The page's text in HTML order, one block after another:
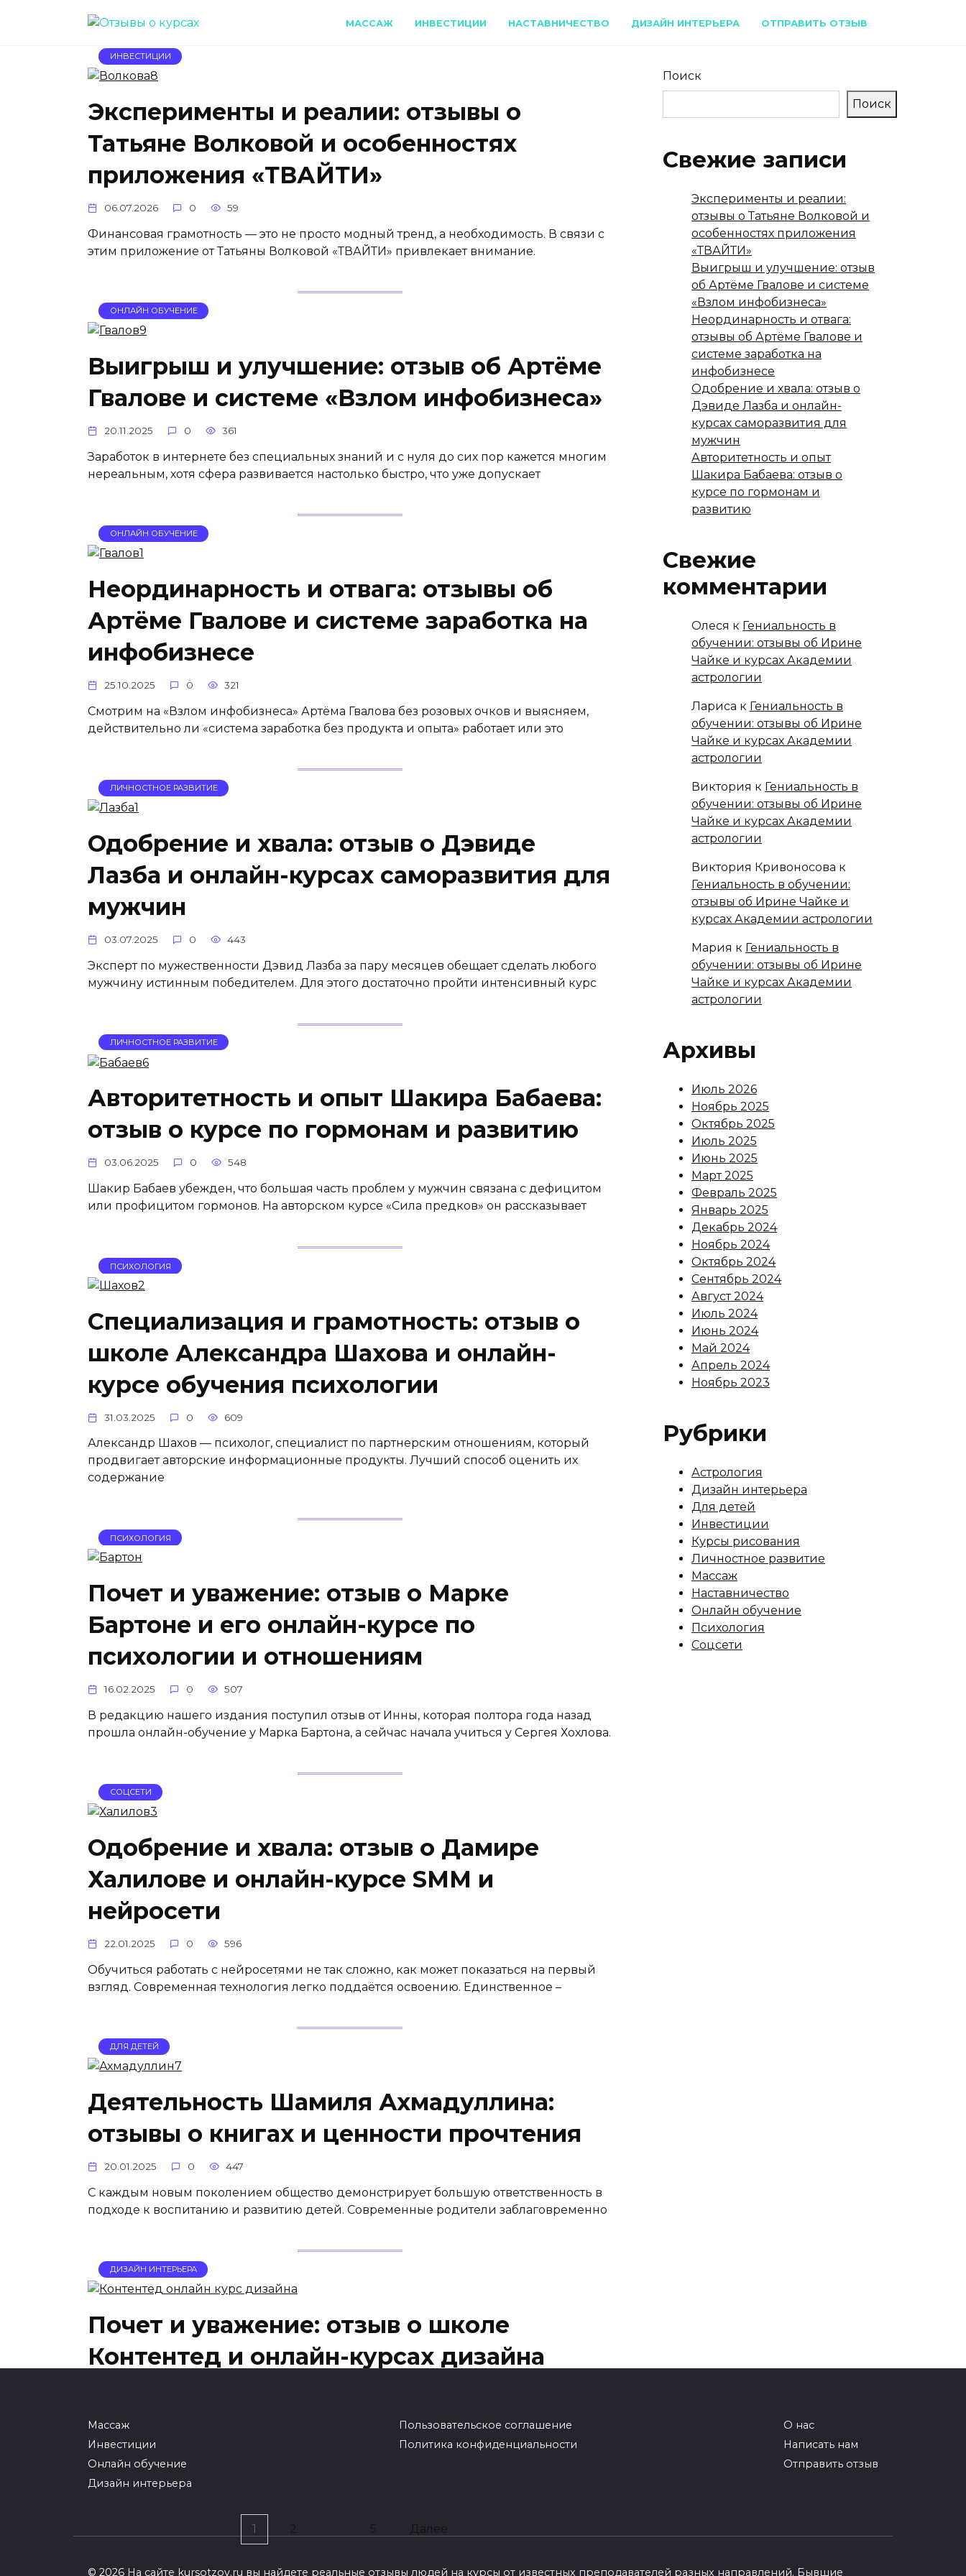
МАССАЖ ИНВЕСТИЦИИ НАСТАВНИЧЕСТВО ДИЗАЙН ИНТЕРЬЕРА ОТПРАВИТЬ ОТЗЫВ
ИНВЕСТИЦИИ
Эксперименты и реалии: отзывы о
Татьяне Волковой и особенностях
приложения «ТВАЙТИ»
06.07.2026 0 59
Финансовая грамотность — это не просто модный тренд, а необходимость. В связи с
этим приложение от Татьяны Волковой «ТВАЙТИ» привлекает внимание.
ОНЛАЙН ОБУЧЕНИЕ
Выигрыш и улучшение: отзыв об Артёме
Гвалове и системе «Взлом инфобизнеса»
20.11.2025 0 361
Заработок в интернете без специальных знаний и с нуля до сих пор кажется многим
нереальным, хотя сфера развивается настолько быстро, что уже допускает
ОНЛАЙН ОБУЧЕНИЕ
Неординарность и отвага: отзывы об
Артёме Гвалове и системе заработка на
инфобизнесе
25.10.2025 0 321
Смотрим на «Взлом инфобизнеса» Артёма Гвалова без розовых очков и выясняем,
действительно ли «система заработка без продукта и опыта» работает или это
ЛИЧНОСТНОЕ РАЗВИТИЕ
Одобрение и хвала: отзыв о Дэвиде
Лазба и онлайн-курсах саморазвития для
мужчин
03.07.2025 0 443
Эксперт по мужественности Дэвид Лазба за пару месяцев обещает сделать любого
мужчину истинным победителем. Для этого достаточно пройти интенсивный курс
ЛИЧНОСТНОЕ РАЗВИТИЕ
Авторитетность и опыт Шакира Бабаева:
отзыв о курсе по гормонам и развитию
03.06.2025 0 548
Шакир Бабаев убежден, что большая часть проблем у мужчин связана с дефицитом
или профицитом гормонов. На авторском курсе «Сила предков» он рассказывает
ПСИХОЛОГИЯ
Специализация и грамотность: отзыв о
школе Александра Шахова и онлайн-
курсе обучения психологии
31.03.2025 0 609
Александр Шахов — психолог, специалист по партнерским отношениям, который
продвигает авторские информационные продукты. Лучший способ оценить их
содержание
ПСИХОЛОГИЯ
Почет и уважение: отзыв о Марке
Бартоне и его онлайн-курсе по
психологии и отношениям
16.02.2025 0 507
В редакцию нашего издания поступил отзыв от Инны, которая полтора года назад
прошла онлайн-обучение у Марка Бартона, а сейчас начала учиться у Сергея Хохлова.
СОЦСЕТИ
Одобрение и хвала: отзыв о Дамире
Халилове и онлайн-курсе SMM и
нейросети
22.01.2025 0 596
Обучиться работать с нейросетями не так сложно, как может показаться на первый
взгляд. Современная технология легко поддаётся освоению. Единственное –
ДЛЯ ДЕТЕЙ
Деятельность Шамиля Ахмадуллина:
отзывы о книгах и ценности прочтения
20.01.2025 0 447
С каждым новым поколением общество демонстрирует большую ответственность в
подходе к воспитанию и развитию детей. Современные родители заблаговременно
ДИЗАЙН ИНТЕРЬЕРА
Почет и уважение: отзыв о школе
Контентед и онлайн-курсах дизайна
запускают собственные обучающие программы, предлагающие научить желающих
всем премудростям
1 2 5 Далее
Поиск
Поиск
Свежие записи
Эксперименты и реалии:
отзывы о Татьяне Волковой и
особенностях приложения
«ТВАЙТИ»
Выигрыш и улучшение: отзыв
об Артёме Гвалове и системе
«Взлом инфобизнеса»
Неординарность и отвага:
отзывы об Артёме Гвалове и
системе заработка на
инфобизнесе
Одобрение и хвала: отзыв о
Дэвиде Лазба и онлайн-
курсах саморазвития для
мужчин
Авторитетность и опыт
Шакира Бабаева: отзыв о
курсе по гормонам и
развитию
Свежие
комментарии
Олеся к Гениальность в
обучении: отзывы об Ирине
Чайке и курсах Академии
астрологии
Лариса к Гениальность в
обучении: отзывы об Ирине
Чайке и курсах Академии
астрологии
Виктория к Гениальность в
обучении: отзывы об Ирине
Чайке и курсах Академии
астрологии
Виктория Кривоносова к
Гениальность в обучении:
отзывы об Ирине Чайке и
курсах Академии астрологии
Мария к Гениальность в
обучении: отзывы об Ирине
Чайке и курсах Академии
астрологии
Архивы
Июль 2026
Ноябрь 2025
Октябрь 2025
Июль 2025
Июнь 2025
Март 2025
Февраль 2025
Январь 2025
Декабрь 2024
Ноябрь 2024
Октябрь 2024
Сентябрь 2024
Август 2024
Июль 2024
Июнь 2024
Май 2024
Апрель 2024
Ноябрь 2023
Рубрики
Астрология
Дизайн интерьера
Для детей
Инвестиции
Курсы рисования
Личностное развитие
Массаж
Наставничество
Онлайн обучение
Психология
Соцсети
Массаж
Инвестиции
Онлайн обучение
Дизайн интерьера
Пользовательское соглашение
Политика конфиденциальности
О нас
Написать нам
Отправить отзыв
© 2026 На сайте kursotzov.ru вы найдете реальные отзывы людей на курсы от известных преподавателей разных направлений. Бывшие